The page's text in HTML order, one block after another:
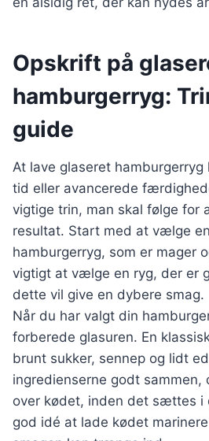
Opskrift på
hamburgerryg:
guide
At lave glaseret
tid eller avancerede
vigtige trin, man skal følge for
resultat. Start med at vælge
hamburgerryg, som er mager
vigtigt at vælge en ryg, der er
dette vil give en dybere smag.
Når du har valgt din
forberede glasuren. En
brunt sukker, sennep og lidt
ingredienserne godt sammen,
over kødet, inden det sættes i
god idé at lade kødet